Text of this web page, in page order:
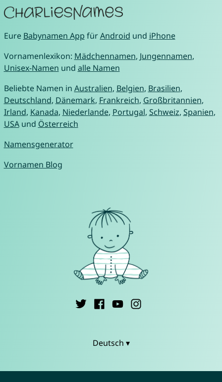
Eure Babynamen App fürAndroid und iPhone
Vornamenlexikon: Mädchennamen, Jungennamen,
Unisex-Namen und alle Namen
Beliebte Namen in Australien, Belgien, Brasilien,
Deutschland, Dänemark, Frankreich, Großbritannien,
Irland, Kanada, Niederlande, Portugal, Schweiz, Spanien,
USAund Österreich
Namensgenerator
Vornamen Blog
Deutsch ▾